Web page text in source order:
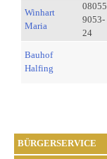
BÜRGERSERVICE
Winhart
Maria
08055
9053-
24
Bauhof
Halfing